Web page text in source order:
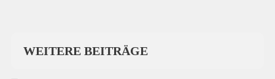
WEITERE BEITRÄGE